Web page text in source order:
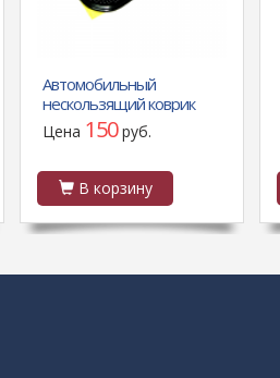
Автомобильный
нескользящий коврик
для телефона, черный
Цена 150руб.
В корзину